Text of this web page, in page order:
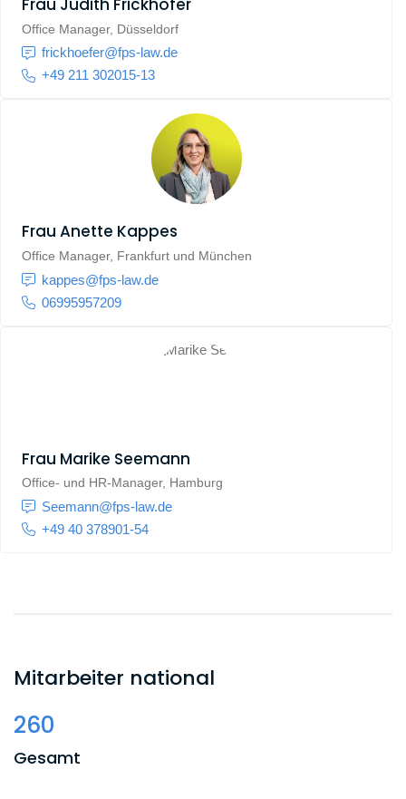
Frau Judith Frickhöfer
Office Manager, Düsseldorf
frickhoefer@fps-law.de
+49 211 302015-13
Frau Anette Kappes
Office Manager, Frankfurt und München
kappes@fps-law.de
06995957209
Frau Marike Seemann
Office- und HR-Manager, Hamburg
Seemann@fps-law.de
+49 40 378901-54
Mitarbeiter national
260
Gesamt